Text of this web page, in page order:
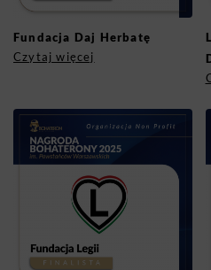
Fundacja Daj Herbatę
Czytaj więcej